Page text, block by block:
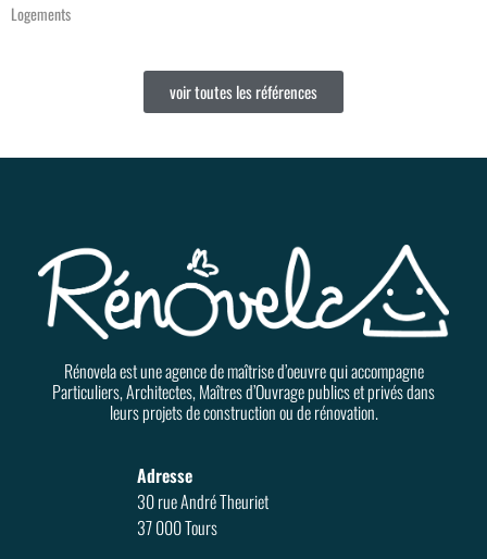
Logements
voir toutes les références
Rénovela est une agence de maîtrise d’oeuvre qui accompagne
Particuliers, Architectes, Maîtres d’Ouvrage publics et privés dans
leurs projets de construction ou de rénovation.
Adresse
30 rue André Theuriet
37 000 Tours